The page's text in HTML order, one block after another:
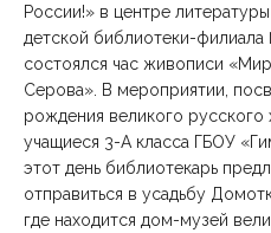
России!» в центре
детской библиотеки-
состоялся час живописи
Серова». В мероприятии,
рождения великого русского
учащиеся 3-А класса ГБОУ
этот день библиотекарь
отправиться в усадьбу
где находится дом-музей